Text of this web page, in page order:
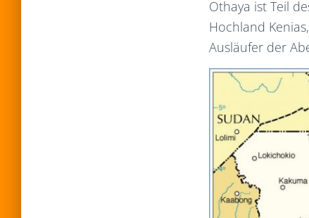
Othaya ist Teil
Hochland
Ausläufer der